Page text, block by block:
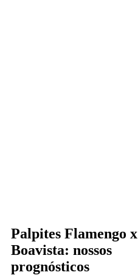
Palpites Flamengo x
Boavista: nossos
prognósticos